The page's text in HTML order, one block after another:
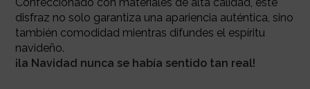
Confeccionado con materiales de alta calidad, este
disfraz no solo garantiza una apariencia auténtica, sino
también comodidad mientras difundes el espíritu
navideño.
¡la Navidad nunca se había sentido tan real!